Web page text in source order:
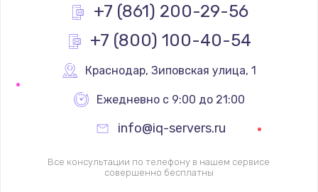
Замена видеочипа
2745 руб.
Заказать
Ремонт подсветки
+7 (861) 200-29-56
+7 (800) 100-40-54
Краснодар, Зиповская улица, 1
Ежедневно с 9:00 до 21:00
info@iq-servers.ru
Все консультации по телефону в нашем сервисе
совершенно бесплатны